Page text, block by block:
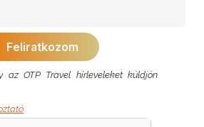
az OTP Travel hírleveleket küldjön